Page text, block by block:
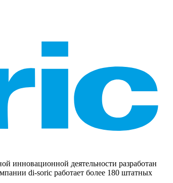
инновационной деятельности разработан
di-soric работает более 180 штатных